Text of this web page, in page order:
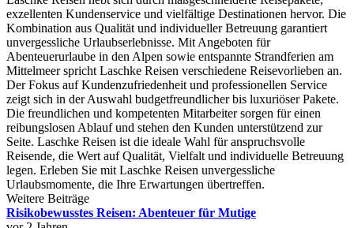
exzellenten Kundenservice und vielfältige Destinationen hervor. Die
Kombination aus Qualität und individueller Betreuung garantiert
unvergessliche Urlaubserlebnisse. Mit Angeboten für
Abenteuerurlaube in den Alpen sowie entspannte Strandferien am
Mittelmeer spricht Laschke Reisen verschiedene Reisevorlieben an.
Der Fokus auf Kundenzufriedenheit und professionellen Service
zeigt sich in der Auswahl budgetfreundlicher bis luxuriöser Pakete.
Die freundlichen und kompetenten Mitarbeiter sorgen für einen
reibungslosen Ablauf und stehen den Kunden unterstützend zur
Seite. Laschke Reisen ist die ideale Wahl für anspruchsvolle
Reisende, die Wert auf Qualität, Vielfalt und individuelle Betreuung
legen. Erleben Sie mit Laschke Reisen unvergessliche
Urlaubsmomente, die Ihre Erwartungen übertreffen.
Weitere Beiträge
Risikobewusstes Reisen: Abenteuer für Mutige